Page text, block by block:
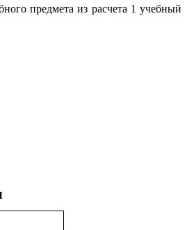
предмета из расчета 1 учебный